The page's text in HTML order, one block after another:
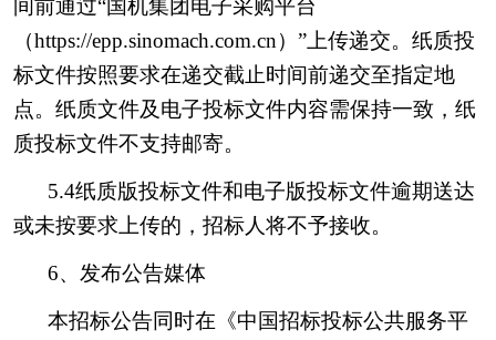
间前通过“国机集团电子采购平台
（https://epp.sinomach.com.cn）”上传递交。纸质投
标文件按照要求在递交截止时间前递交至指定地
点。纸质文件及电子投标文件内容需保持一致，纸
质投标文件不支持邮寄。
5.4纸质版投标文件和电子版投标文件逾期送达
或未按要求上传的，招标人将不予接收。
6、发布公告媒体
本招标公告同时在《中国招标投标公共服务平